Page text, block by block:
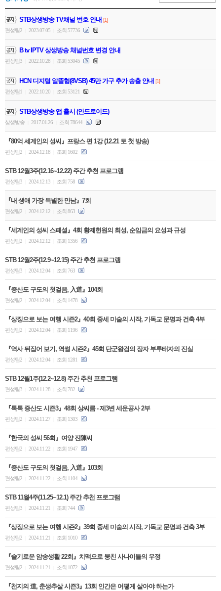
STB상생방송 TV채널 번호 안내 [1]
편성팀2
2023.07.05 조회 57736
B tv IPTV 상생방송 채널번호 변경 안내
편성팀3 2022.10.28 조회 53045
HCN 디지털 알뜰형(8VSB) 45만 가구 추가 송출 안내 [1]
편성팀1
2022.10.20 조회 53121
STB상생방송 앱 출시 (안드로이드)
상생방송 2017.01.26 조회 78644
『80억 세계인의 성씨』프랑스 편 1강 (12.21 토 첫 방송)
편성팀2 2024.12.18 조회 1602
STB 12월3주(12.16~12.22) 주간 추천 프로그램
편성팀3 2024.12.13 조회 758
『내 생애 가장 특별한 만남』7회
편성팀2 2024.12.12 조회 863
『세계인의 성씨 스페셜』4회 황제헌원의 희성, 순임금의 요성과 규성
편성팀2 2024.12.12 조회 1356
STB 12월2주(12.9~12.15) 주간 추천 프로그램
편성팀3 2024.12.04 조회 763
『증산도 구도의 첫걸음, 入道』104회
편성팀2 2024.12.04 조회 1478
『상징으로 보는 여행 시즌2』40회 중세 미술의 시작, 기독교 문명과 건축 4부
편성팀2 2024.12.04 조회 1196
『역사 뒤집어 보기, 역썰 시즌2』45회 단군왕검의 장자 부루태자의 진실
편성팀2 2024.12.04 조회 1281
STB 12월1주(12.2~12.8) 주간 추천 프로그램
편성팀3 2024.11.28 조회 782
『톡톡 증산도 시즌3』48회 상씨름 - 제3변 세운공사 2부
편성팀2 2024.11.27 조회 1303
『한국의 성씨 56회』여양 진陳씨
편성팀2 2024.11.22 조회 1947
『증산도 구도의 첫걸음, 入道』103회
편성팀2 2024.11.22 조회 1104
STB 11월4주(11.25~12.1) 주간 추천 프로그램
편성팀3 2024.11.21 조회 744
『상징으로 보는 여행 시즌2』39회 중세 미술의 시작, 기독교 문명과 건축 3부
편성팀2 2024.11.21 조회 1010
『슬기로운 암송생활 22회』치맥으로 뭉친 사나이들의 우정
편성팀2 2024.11.21 조회 1072
『천지의 道, 춘생추살 시즌3』13회 인간은 어떻게 살아야 하는가